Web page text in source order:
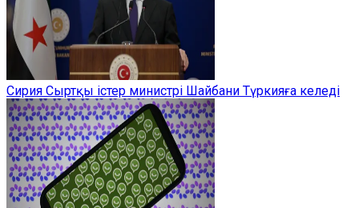
Сирия Сыртқы істер министрі Шайбани Түркияға келеді